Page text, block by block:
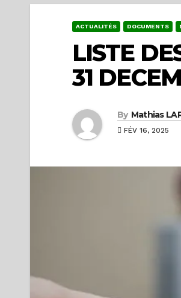
ACTUALITÉS DOCUMENTS
LISTE
31
By Mathias
FÉV 16, 2025